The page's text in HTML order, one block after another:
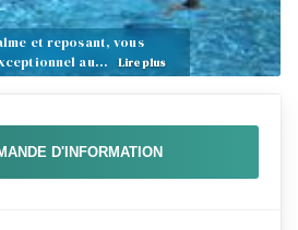
et reposant, vous
au…
Lire plus
D'INFORMATION